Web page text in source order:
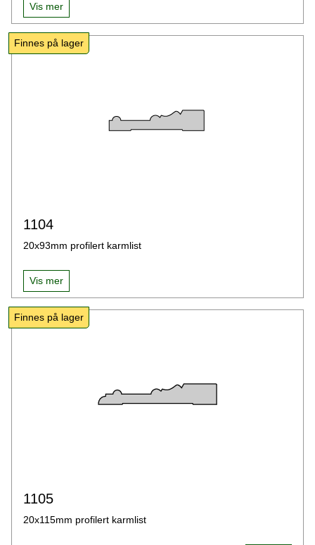
Vis mer
Finnes på lager
1104
20x93mm profilert karmlist
Vis mer
Finnes på lager
1105
20x115mm profilert karmlist